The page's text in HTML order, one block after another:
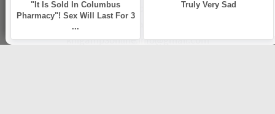
бесплатно онлайн и без регистрации. По любым
knigamp3online.info@gmail.com